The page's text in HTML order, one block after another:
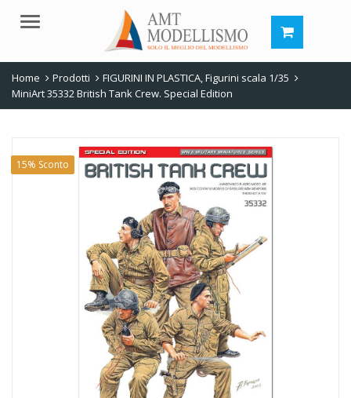
Menu
Home Prodotti FIGURINI IN PLASTICA,Figurini scala 1/35
MiniArt 35332 British Tank Crew. Special Edition
15% Sconto